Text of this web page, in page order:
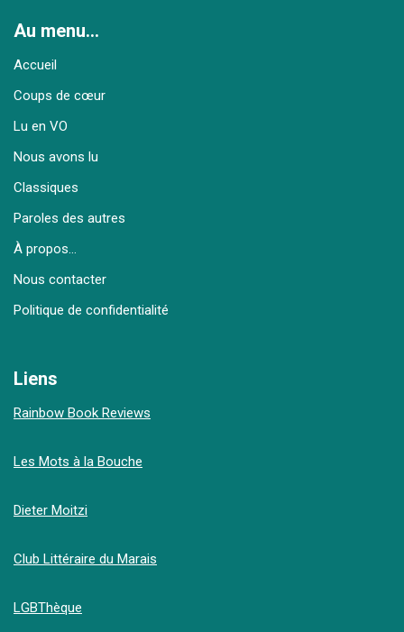
Au menu…
Accueil
Coups de cœur
Lu en VO
Nous avons lu
Classiques
Paroles des autres
À propos…
Nous contacter
Politique de confidentialité
Liens
Rainbow Book Reviews
Les Mots à la Bouche
Dieter Moitzi
Club Littéraire du Marais
LGBThèque